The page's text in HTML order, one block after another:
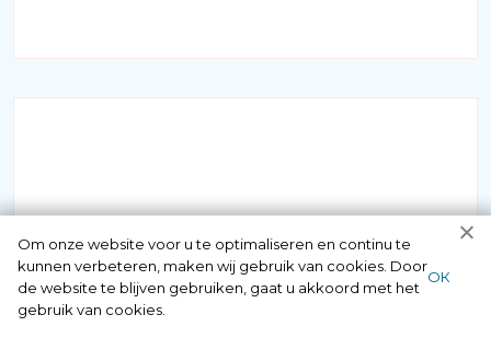
NOODOPENING AUTO
Als u zich in de situatie bevindt dat uw
Om onze website voor u te optimaliseren en continu te
kunnen verbeteren, maken wij gebruik van cookies. Door
de website te blijven gebruiken, gaat u akkoord met het
gebruik van cookies.
ОК